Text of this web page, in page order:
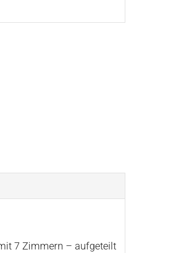
7 Zimmern – aufgeteilt